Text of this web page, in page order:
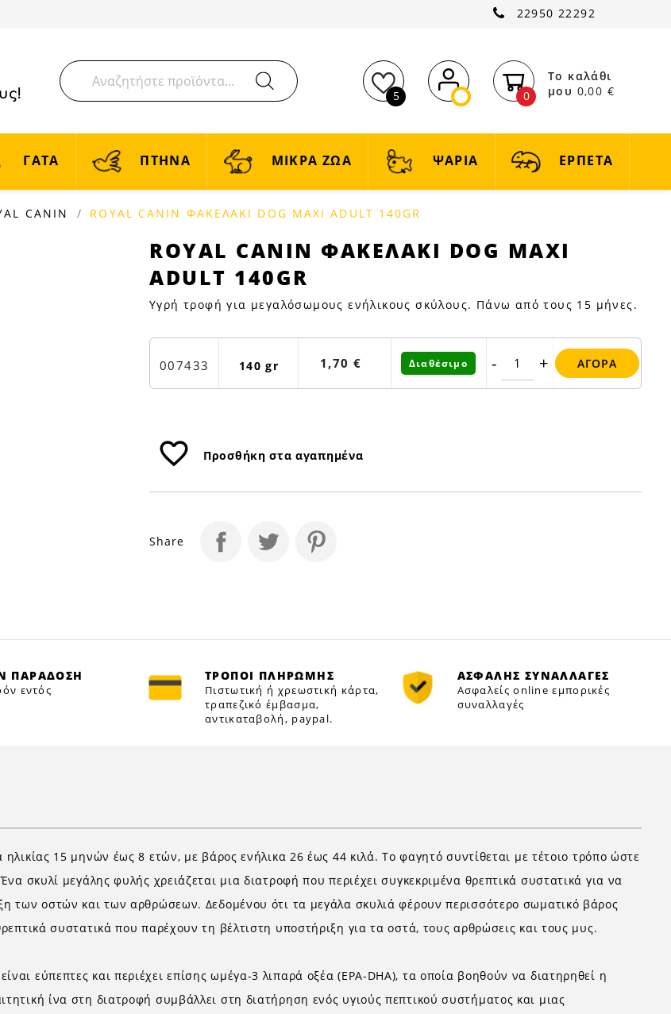
22950 22292
5 0
Το καλάθι
μου 0,00 €
ΓΑΤΑ ΠΤΗΝΑ ΜΙΚΡΑ ΖΩΑ ΨΑΡΙΑ ΕΡΠΕΤΑ
CANIN ROYAL CANIN ΦΑΚΕΛΑΚΙ DOG MAXI ADULT 140GR
ROYAL
CANIN
ΦΑΚΕΛΑΚΙ
DOG
ADULT
140GR
ROYAL CANIN ΦΑΚΕΛΑΚΙ DOG MAXI
ADULT 140GR
Υγρή τροφή για μεγαλόσωμους ενήλικους σκύλους. Πάνω από τους 15 μήνες.
007433 140 gr 1,70 € Διαθέσιμο - + ΑΓΟΡΆ
favorite_border Προσθήκη στα αγαπημένα
Share
ΠΑΡΑΔΟΣΗ
εντός
ΤΡΟΠΟΙ ΠΛΗΡΩΜΗΣ
Πιστωτική ή χρεωστική κάρτα,
τραπεζικό έμβασμα,
αντικαταβολή, paypal.
ΑΣΦΑΛΗΣ ΣΥΝΑΛΛΑΓΕΣ
Ασφαλείς online εμπορικές
συναλλαγές
ηλικίας 15 μηνών έως 8 ετών, με βάρος ενήλικα 26 έως 44 κιλά. Το φαγητό συντίθεται με τέτοιο τρόπο ώστε
σκυλί μεγάλης φυλής χρειάζεται μια διατροφή που περιέχει συγκεκριμένα θρεπτικά συστατικά για να
των οστών και των αρθρώσεων. Δεδομένου ότι τα μεγάλα σκυλιά φέρουν περισσότερο σωματικό βάρος
συστατικά που παρέχουν τη βέλτιστη υποστήριξη για τα οστά, τους αρθρώσεις και τους μυς.
εύπεπτες και περιέχει επίσης ωμέγα-3 λιπαρά οξέα (EPA-DHA), τα οποία βοηθούν να διατηρηθεί η
ίνα στη διατροφή συμβάλλει στη διατήρηση ενός υγιούς πεπτικού συστήματος και μιας